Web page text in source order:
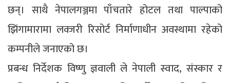
छन्। साथै नेपालगञ्जमा पाँचतारे होटल तथा पाल्पाको
झिंगामारामा लक्जरी रिसोर्ट निर्माणाधीन अवस्थामा रहेको
कम्पनीले जनाएको छ।
प्रबन्ध निर्देशक विष्णु ज्ञवाली ले नेपाली स्वाद, संस्कार र